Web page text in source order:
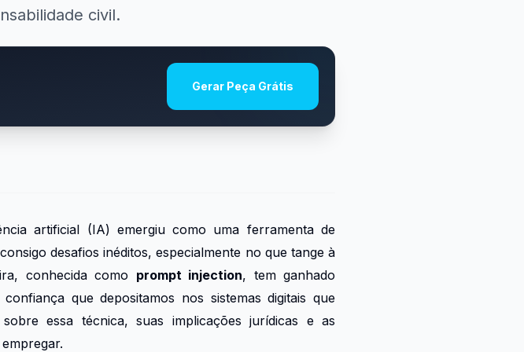
civil.
Gerar Peça Grátis
artificial (IA) emergiu como uma ferramenta de
desafios inéditos, especialmente no que tange à
conhecida como prompt injection, tem ganhado
que depositamos nos sistemas digitais que
essa técnica, suas implicações jurídicas e as